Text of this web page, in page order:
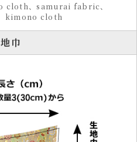
ンドメイド・手芸用金襴
や手芸資材としても高い人気があり
ーチ、酒袋、 ワイン袋、碁石袋、
など、さまざまな作品制作に使用で
cloth、samurai fabric、
kimono cloth
巾